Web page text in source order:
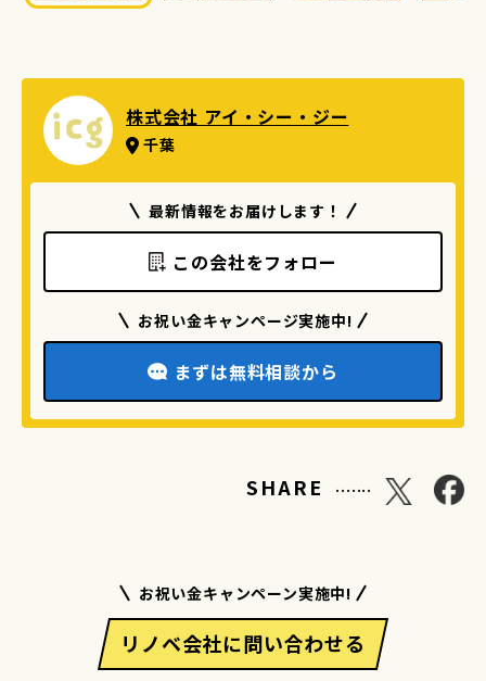
株式会社 アイ・シー・ジー
千葉
最新情報をお届けします！
この会社をフォロー
お祝い金キャンページ実施中!
まずは無料相談から
SHARE .......
お祝い金キャンペーン実施中!
リノベ会社に問い合わせる